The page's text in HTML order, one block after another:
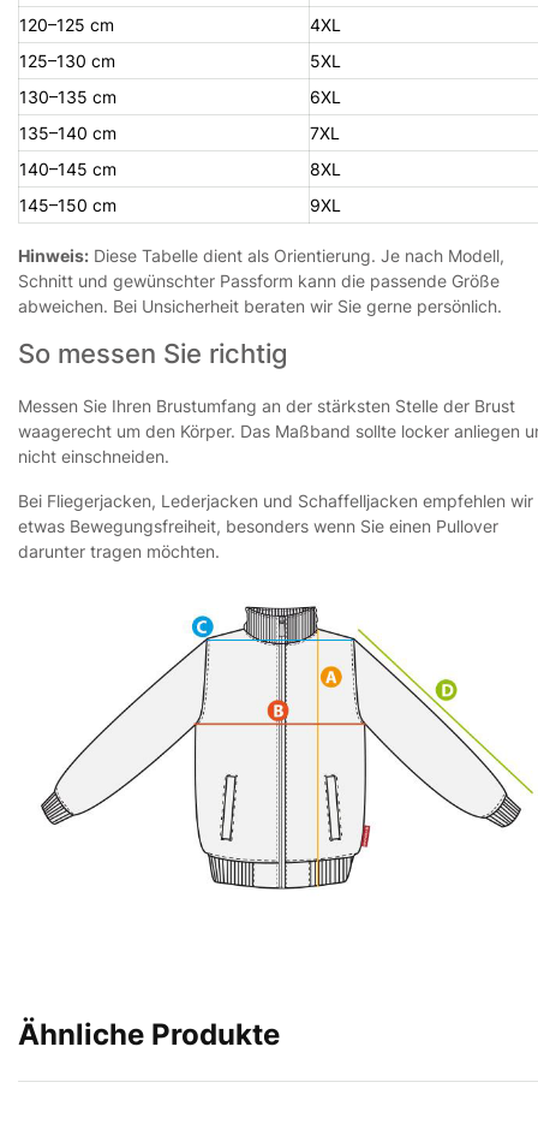
120–125 cm
4XL
125–130 cm
5XL
130–135 cm
6XL
135–140 cm
7XL
140–145 cm
8XL
145–150 cm
9XL
Hinweis: Diese Tabelle dient als Orientierung. Je nach Modell,
Schnitt und gewünschter Passform kann die passende Größe
abweichen. Bei Unsicherheit beraten wir Sie gerne persönlich.
So messen Sie richtig
Messen Sie Ihren Brustumfang an der stärksten Stelle der Brust
waagerecht um den Körper. Das Maßband sollte locker anliegen
nicht einschneiden.
Bei Fliegerjacken, Lederjacken und Schaffelljacken empfehlen wir
etwas Bewegungsfreiheit, besonders wenn Sie einen Pullover
darunter tragen möchten.
Ähnliche Produkte